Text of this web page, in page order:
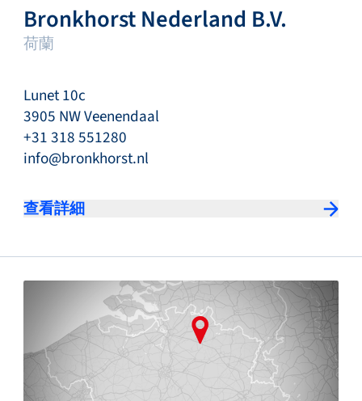
Bronkhorst Nederland B.V.
荷蘭
Lunet 10c
3905 NW Veenendaal
+31 318 551280
info@bronkhorst.nl
查看詳細